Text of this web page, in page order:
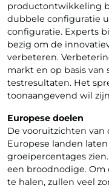
productontwikkeling
dubbele configuratie
configuratie. Experts
bezig om de
verbeteren.
markt en op basis van
testresultaten. Het
toonaangevend wil
Europese doelen
De vooruitzichten van
Europese landen
groeipercentages
een broodnodige.
te halen, zullen veel